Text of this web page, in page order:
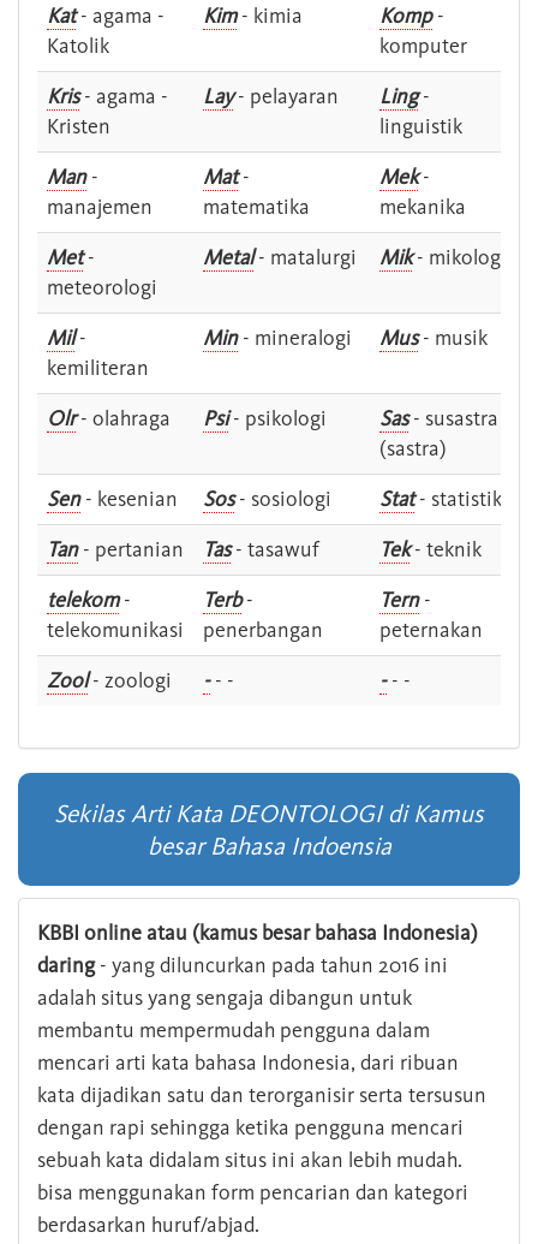
Kat- agama -
Katolik
Kim- kimia Komp-
komputer
Kris- agama -
Kristen
Lay- pelayaran Ling-
linguistik
Man-
manajemen
Mat-
matematika
Mek-
mekanika
Met-
meteorologi
Metal- matalurgi Mik- mikologi
Mil-
kemiliteran
Min- mineralogi Mus- musik
Olr- olahraga Psi- psikologi Sas- susastra -
(sastra)
Sen- kesenian Sos- sosiologi Stat- statistik
Tan- pertanian Tas- tasawuf Tek- teknik
telekom-
telekomunikasi
Terb-
penerbangan
Tern-
peternakan
Zool- zoologi -- - -- -
Sekilas Arti Kata DEONTOLOGI di Kamus
besar Bahasa Indoensia
KBBI online atau (kamus besar bahasa Indonesia)
daring- yang diluncurkan pada tahun 2016 ini
adalah situs yang sengaja dibangun untuk
membantu mempermudah pengguna dalam
mencari arti kata bahasa Indonesia, dari ribuan
kata dijadikan satu dan terorganisir serta tersusun
dengan rapi sehingga ketika pengguna mencari
sebuah kata didalam situs ini akan lebih mudah.
bisa menggunakan form pencarian dan kategori
berdasarkan huruf/abjad.